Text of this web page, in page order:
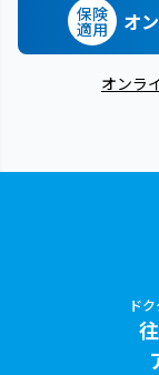
保険
適用 オ
オンラ
ド